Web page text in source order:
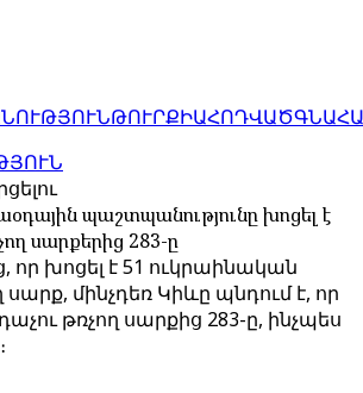
ԹՈՒՐՔԻԱՀՈԴՎԱԾ
պաշտպանությունը խոցել է
սարքերից 283-ը
որ խոցել է 51 ուկրաինական
սարք, մինչդեռ Կիևը պնդում է, որ
թռչող սարքից 283-ը, ինչպես